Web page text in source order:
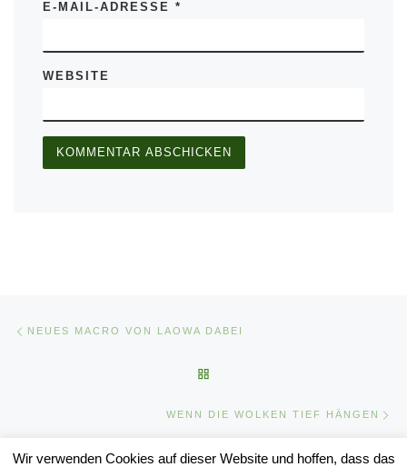
E-MAIL-ADRESSE*
WEBSITE
Beitragsnavigation
NEUES MACRO VON LAOWA DABEI
WENN DIE WOLKEN TIEF HÄNGEN
Wir verwenden Cookies auf dieser Website und hoffen, dass das